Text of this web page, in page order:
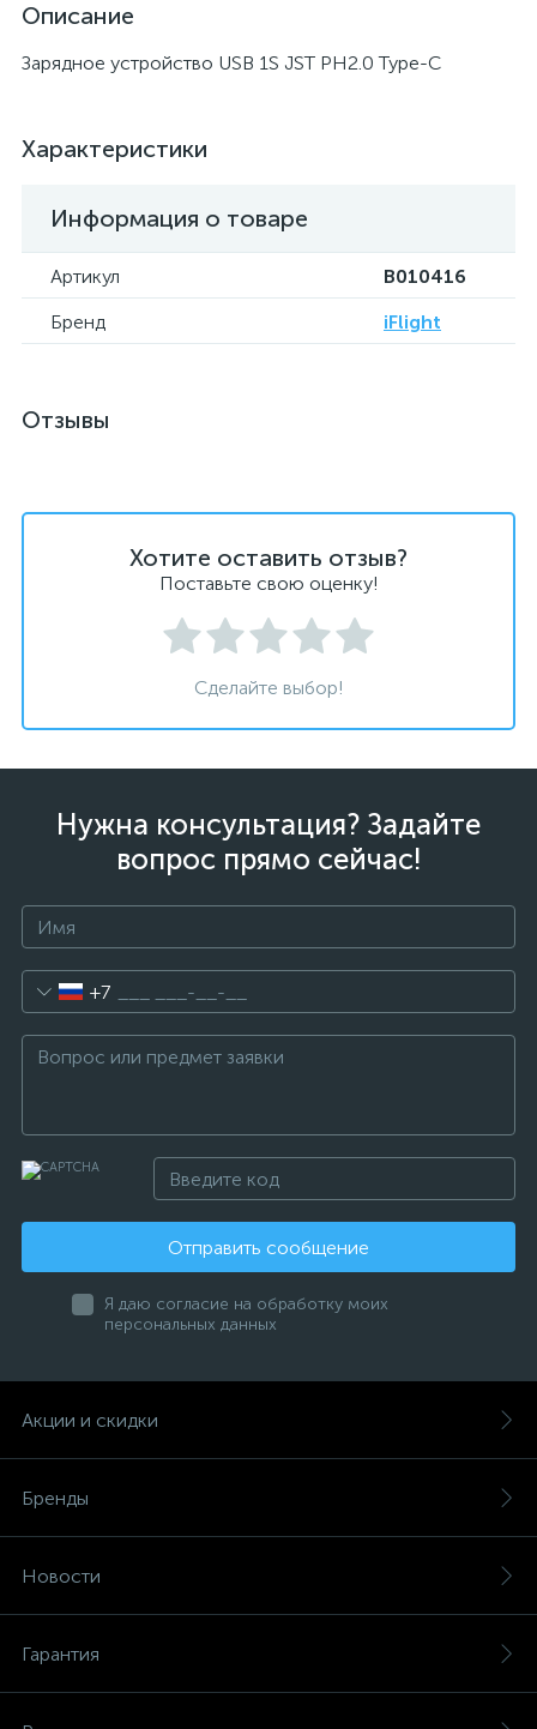
Описание
Зарядное устройство USB 1S JST PH2.0 Type-C
Характеристики
Информация о товаре
Артикул
B010416
Бренд
iFlight
Отзывы
Хотите оставить отзыв?
Поставьте свою оценку!
Сделайте выбор!
Нужна консультация? Задайте
вопрос прямо сейчас!
+7
Отправить сообщение
Я даю согласие на обработку моих
персональных данных
Акции и скидки
Бренды
Новости
Гарантия